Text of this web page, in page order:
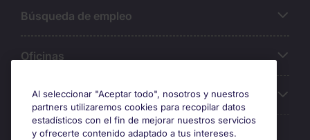
Búsqueda de empleo
Oficinas
Sobre Michael Page
Al seleccionar "Aceptar todo", nosotros y nuestros
partners utilizaremos cookies para recopilar datos
estadísticos con el fin de mejorar nuestros servicios
y ofrecerte contenido adaptado a tus intereses.